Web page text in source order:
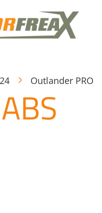
Outlander PRO